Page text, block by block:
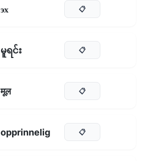
эх 📋
မူရင်း 📋
मूल 📋
opprinnelig 📋